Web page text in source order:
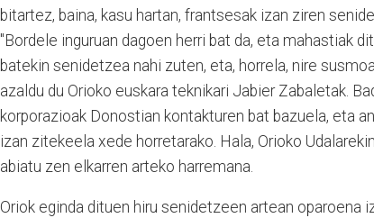
bitartez, baina, kasu hartan, frantsesak izan ziren
"Bordele inguruan dagoen herri bat da, eta mahastiak
batekin senidetzea nahi zuten, eta, horrela, nire
azaldu du Orioko euskara teknikari Jabier Zabaletak.
korporazioak Donostian kontakturen bat bazuela, eta
izan zitekeela xede horretarako. Hala, Orioko
abiatu zen elkarren arteko harremana.
Oriok eginda dituen hiru senidetzeen artean oparoena